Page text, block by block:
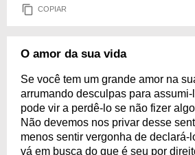
COPIAR
O amor da sua vida
Se você tem um grande amor na
arrumando desculpas para
pode vir a perdê-lo se não fizer
Não devemos nos privar desse
menos sentir vergonha de declará-
vá em busca do que é seu por